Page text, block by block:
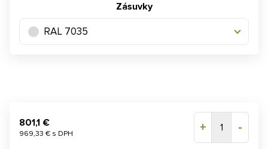
Zásuvky
RAL 7035
801,1 €
969,33 € s DPH + 1 -